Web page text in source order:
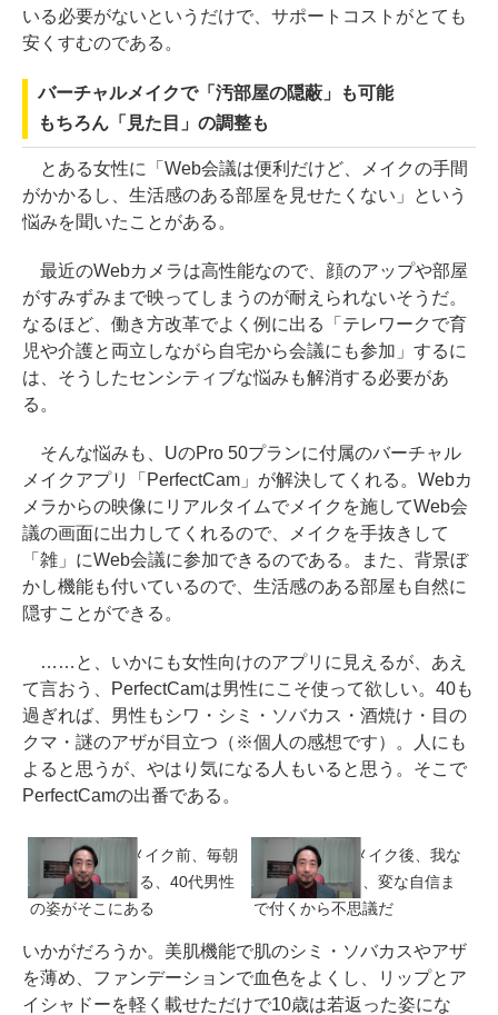
いる必要がないというだけで、サポートコストがとても
安くすむのである。
バーチャルメイクで「汚部屋の隠蔽」も可能
もちろん「見た目」の調整も
とある女性に「Web会議は便利だけど、メイクの手間
がかかるし、生活感のある部屋を見せたくない」という
悩みを聞いたことがある。
最近のWebカメラは高性能なので、顔のアップや部屋
がすみずみまで映ってしまうのが耐えられないそうだ。
なるほど、働き方改革でよく例に出る「テレワークで育
児や介護と両立しながら自宅から会議にも参加」するに
は、そうしたセンシティブな悩みも解消する必要があ
る。
そんな悩みも、UのPro 50プランに付属のバーチャル
メイクアプリ「PerfectCam」が解決してくれる。Webカ
メラからの映像にリアルタイムでメイクを施してWeb会
議の画面に出力してくれるので、メイクを手抜きして
「雑」にWeb会議に参加できるのである。また、背景ぼ
かし機能も付いているので、生活感のある部屋も自然に
隠すことができる。
……と、いかにも女性向けのアプリに見えるが、あえ
て言おう、PerfectCamは男性にこそ使って欲しい。40も
過ぎれば、男性もシワ・シミ・ソバカス・酒焼け・目の
クマ・謎のアザが目立つ（※個人の感想です）。人にも
よると思うが、やはり気になる人もいると思う。そこで
PerfectCamの出番である。
PerfectCamでメイク前、毎朝
鏡の前で見かける、40代男性
の姿がそこにある
PerfectCamでメイク後、我な
がら見違えるし、変な自信ま
で付くから不思議だ
いかがだろうか。美肌機能で肌のシミ・ソバカスやアザ
を薄め、ファンデーションで血色をよくし、リップとア
イシャドーを軽く載せただけで10歳は若返った姿にな